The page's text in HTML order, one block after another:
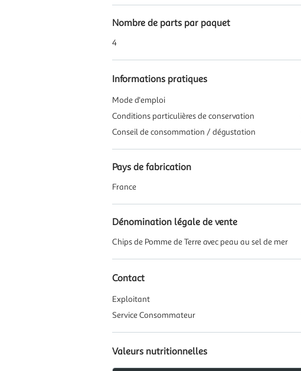
Nombre de parts par paquet
4
Informations pratiques
Mode d'emploi
Conditions particulières de conservation
Conseil de consommation / dégustation
Pays de fabrication
France
Dénomination légale de vente
Chips de Pomme de Terre avec peau au sel de mer
Contact
Exploitant
Service Consommateur
Valeurs nutritionnelles